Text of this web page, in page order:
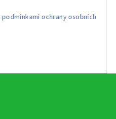
podmínkami ochrany osobních